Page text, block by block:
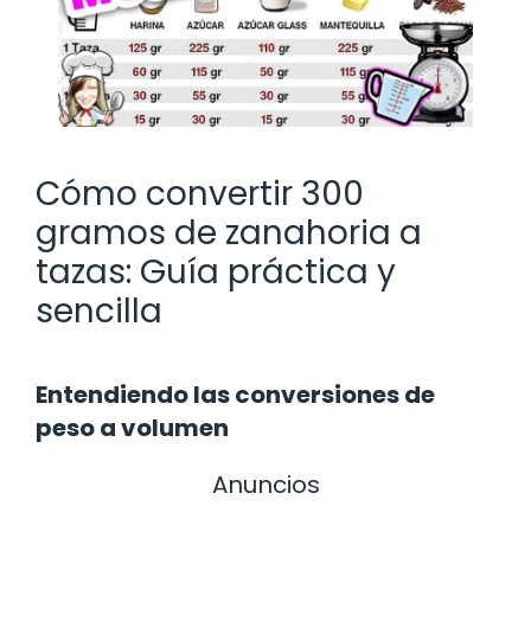
Cómo convertir 300
gramos de zanahoria a
tazas: Guía práctica y
sencilla
Entendiendo las conversiones de
peso a volumen
Anuncios